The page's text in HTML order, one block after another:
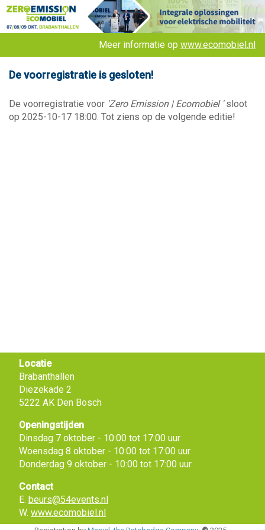
Meer informatie op www.ecomobiel.nl
De voorregistratie is gesloten!
De voorregistratie voor 'Zero Emission | Ecomobiel ' sloot
op 2025-10-17 18:00. Tot ziens op de volgende editie!
Locatie
Brabanthallen
Diezekade 2
5222 AK Den Bosch
Openingstijden
Dinsdag 7 oktober - 10:00 tot 17:00 uur
Woensdag 8 oktober - 10:00 tot 17:00 uur
Donderdag 9 oktober - 10:00 tot 17:00 uur
Contact
E. beurs@54events.nl
W. www.ecomobiel.nl